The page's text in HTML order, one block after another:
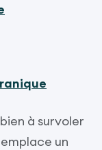
à survoler
un